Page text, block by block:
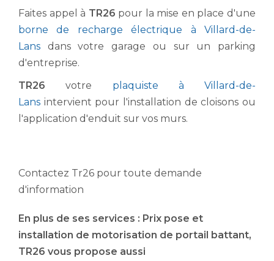
Faites appel à TR26 pour la mise en place d'une
borne de recharge électrique à Villard-de-
Lans dans votre garage ou sur un parking
d'entreprise.
TR26votre plaquiste à Villard-de-
Lans intervient pour l'installation de cloisons ou
l'application d'enduit sur vos murs.
Contactez Tr26 pour toute demande
d'information
En plus de ses services : Prix pose et
installation de motorisation de portail battant,
TR26 vous propose aussi